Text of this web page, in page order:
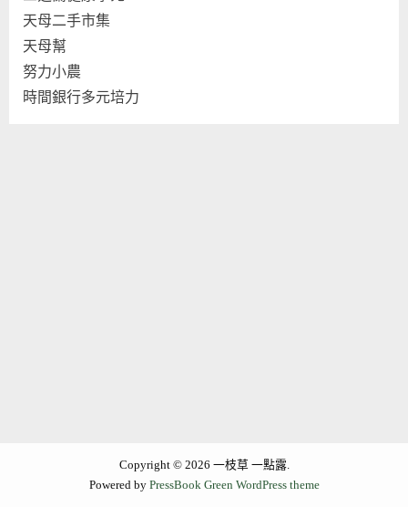
天母二手市集
天母幫
努力小農
時間銀行多元培力
Copyright © 2026 一枝草 一點露.
Powered by PressBook Green WordPress theme